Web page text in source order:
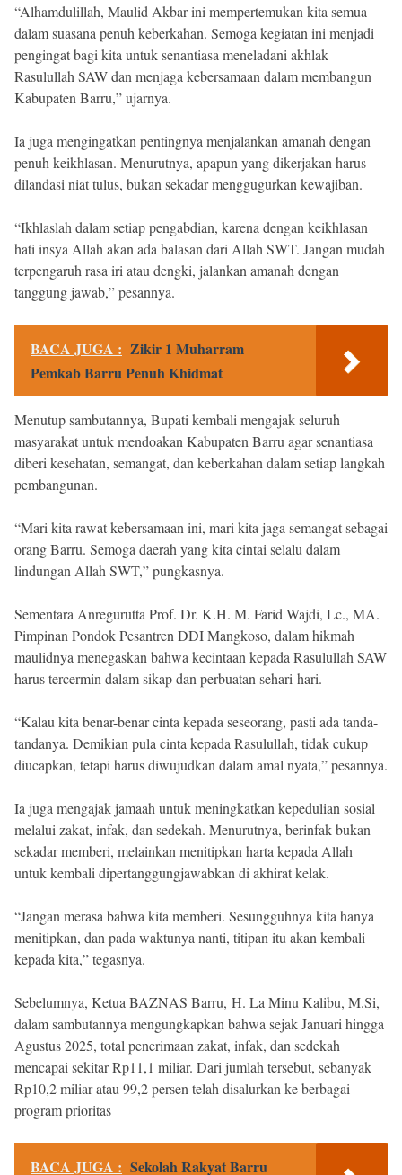
“Alhamdulillah, Maulid Akbar ini mempertemukan kita semua
dalam suasana penuh keberkahan. Semoga kegiatan ini menjadi
pengingat bagi kita untuk senantiasa meneladani akhlak
Rasulullah SAW dan menjaga kebersamaan dalam membangun
Kabupaten Barru,” ujarnya.
Ia juga mengingatkan pentingnya menjalankan amanah dengan
penuh keikhlasan. Menurutnya, apapun yang dikerjakan harus
dilandasi niat tulus, bukan sekadar menggugurkan kewajiban.
“Ikhlaslah dalam setiap pengabdian, karena dengan keikhlasan
hati insya Allah akan ada balasan dari Allah SWT. Jangan mudah
terpengaruh rasa iri atau dengki, jalankan amanah dengan
tanggung jawab,” pesannya.
BACA JUGA : Zikir 1 Muharram
Pemkab Barru Penuh Khidmat
Menutup sambutannya, Bupati kembali mengajak seluruh
masyarakat untuk mendoakan Kabupaten Barru agar senantiasa
diberi kesehatan, semangat, dan keberkahan dalam setiap langkah
pembangunan.
“Mari kita rawat kebersamaan ini, mari kita jaga semangat sebagai
orang Barru. Semoga daerah yang kita cintai selalu dalam
lindungan Allah SWT,” pungkasnya.
Sementara Anregurutta Prof. Dr. K.H. M. Farid Wajdi, Lc., MA.
Pimpinan Pondok Pesantren DDI Mangkoso, dalam hikmah
maulidnya menegaskan bahwa kecintaan kepada Rasulullah SAW
harus tercermin dalam sikap dan perbuatan sehari-hari.
“Kalau kita benar-benar cinta kepada seseorang, pasti ada tanda-
tandanya. Demikian pula cinta kepada Rasulullah, tidak cukup
diucapkan, tetapi harus diwujudkan dalam amal nyata,” pesannya.
Ia juga mengajak jamaah untuk meningkatkan kepedulian sosial
melalui zakat, infak, dan sedekah. Menurutnya, berinfak bukan
sekadar memberi, melainkan menitipkan harta kepada Allah
untuk kembali dipertanggungjawabkan di akhirat kelak.
“Jangan merasa bahwa kita memberi. Sesungguhnya kita hanya
menitipkan, dan pada waktunya nanti, titipan itu akan kembali
kepada kita,” tegasnya.
Sebelumnya, Ketua BAZNAS Barru, H. La Minu Kalibu, M.Si,
dalam sambutannya mengungkapkan bahwa sejak Januari hingga
Agustus 2025, total penerimaan zakat, infak, dan sedekah
mencapai sekitar Rp11,1 miliar. Dari jumlah tersebut, sebanyak
Rp10,2 miliar atau 99,2 persen telah disalurkan ke berbagai
program prioritas
BACA JUGA : Sekolah Rakyat Barru